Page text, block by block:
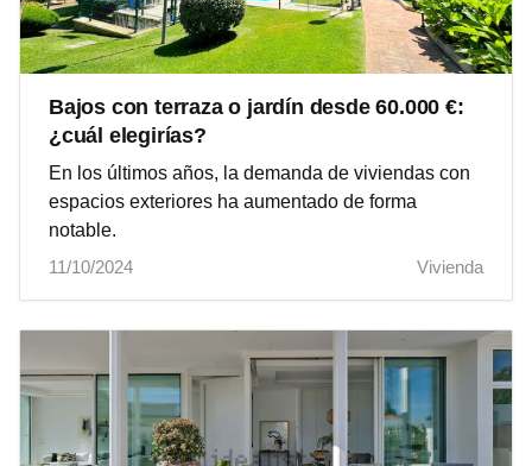
Bajos con terraza o jardín desde 60.000 €:
¿cuál elegirías?
En los últimos años, la demanda de viviendas con
espacios exteriores ha aumentado de forma
notable.
11/10/2024
Vivienda